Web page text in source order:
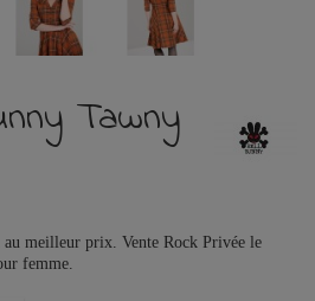
Tawny
meilleur prix. Vente Rock Privée le
femme.